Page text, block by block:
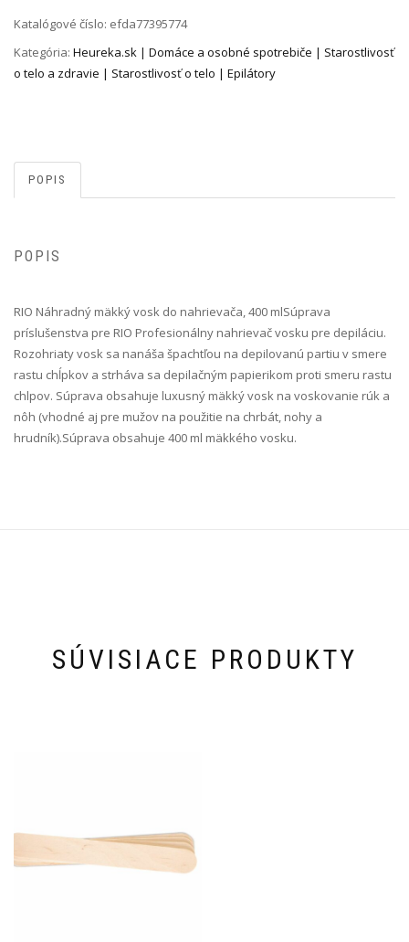
Katalógové číslo: efda77395774
Kategória: Heureka.sk | Domáce a osobné spotrebiče | Starostlivosť
o telo a zdravie | Starostlivosť o telo | Epilátory
POPIS
POPIS
RIO Náhradný mäkký vosk do nahrievača, 400 ml Súprava
príslušenstva pre RIO Profesionálny nahrievač vosku pre depiláciu.
Rozohriaty vosk sa nanáša špachtľou na depilovanú partiu v smere
rastu chĺpkov a strháva sa depilačným papierikom proti smeru rastu
chlpov. Súprava obsahuje luxusný mäkký vosk na voskovanie rúk a
nôh (vhodné aj pre mužov na použitie na chrbát, nohy a
hrudník).Súprava obsahuje 400 ml mäkkého vosku.
SÚVISIACE PRODUKTY